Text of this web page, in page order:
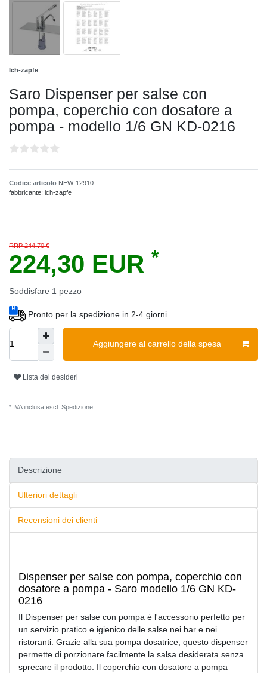
Ich-zapfe
Saro Dispenser per salse con
pompa, coperchio con dosatore a
pompa - modello 1/6 GN KD-0216
Codice articolo NEW-12910
fabbricante: ich-zapfe
RRP 244,70 €
224,30 EUR *
Soddisfare 1 pezzo
Pronto per la spedizione in 2-4 giorni.
Aggiungere al carrello della spesa
Lista dei desideri
* IVA inclusa escl. Spedizione
Descrizione
Ulteriori dettagli
Recensioni dei clienti
Dispenser per salse con pompa, coperchio con
dosatore a pompa - Saro modello 1/6 GN KD-
0216
Il Dispenser per salse con pompa è l'accessorio perfetto per
un servizio pratico e igienico delle salse nei bar e nei
ristoranti. Grazie alla sua pompa dosatrice, questo dispenser
permette di porzionare facilmente la salsa desiderata senza
sprecare il prodotto. Il coperchio con dosatore a pompa